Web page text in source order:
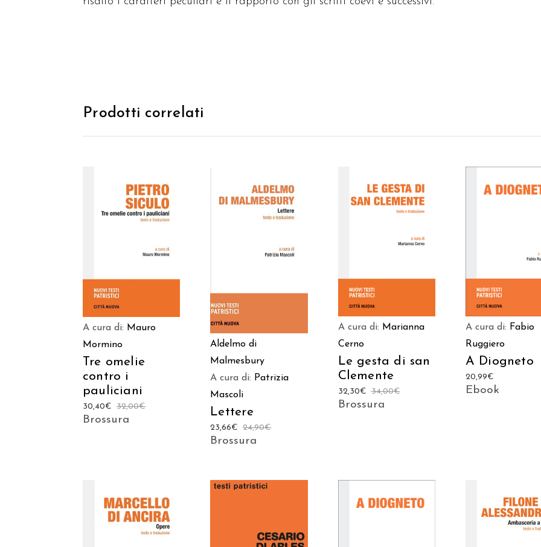
Prodotti correlati
A cura di: Mauro
Mormino
Tre omelie
contro i
pauliciani
32,00€
30,40€
Brossura
CARRELLO
Aldelmo di
Malmesbury
A cura di: Patrizia
Mascoli
Lettere
24,90€
23,66€
Brossura
A cura di: Marianna
Cerno
Le gesta di san
Clemente
34,00€
32,30€
Brossura
A cura di: Fabio
Ruggiero
A Diogneto
20,99€
Ebook
AGGIUNGI AL